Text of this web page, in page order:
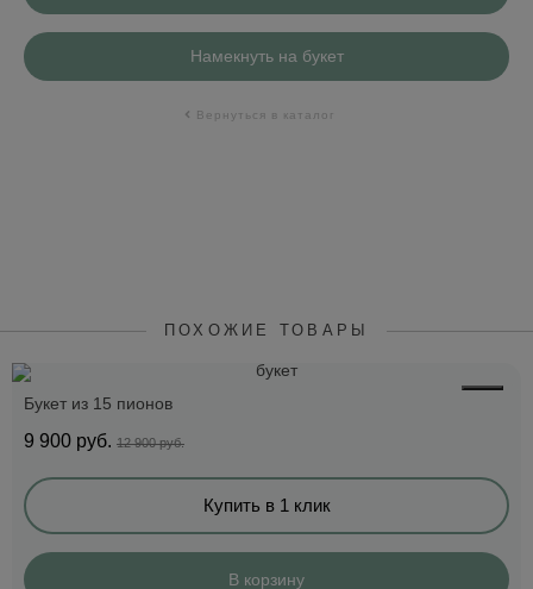
Намекнуть на букет
Вернуться в каталог
ПОХОЖИЕ ТОВАРЫ
Букет из 15 пионов
9 900 руб. 12 900 руб.
Купить в 1 клик
В корзину